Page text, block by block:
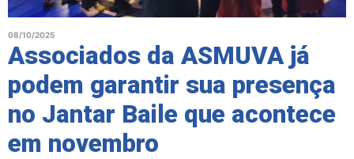
08/10/2025
Associados da ASMUVA já
podem garantir sua presença
no Jantar Baile que acontece
em novembro